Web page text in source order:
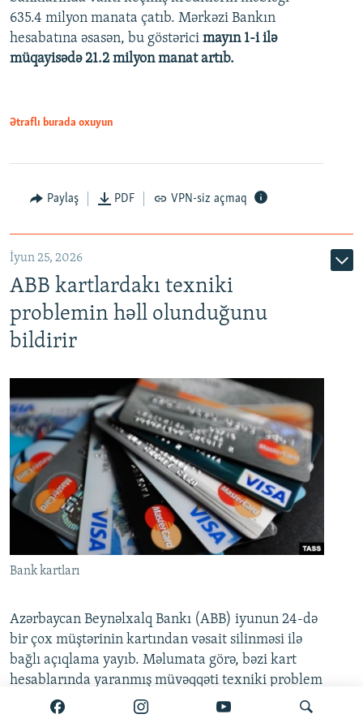
Auto 240p 360p 480p
720p 1080p
480p
720p
635.4 milyon manata çatıb. Mərkəzi Bankın
hesabatına əsasən, bu göstərici mayın 1-i ilə
müqayisədə 21.2 milyon manat artıb.
Ətraflı burada oxuyun
Paylaş PDF VPN-siz açmaq
İyun 25, 2026
ABB kartlardakı texniki
problemin həll olunduğunu
bildirir
Bank kartları
Azərbaycan Beynəlxalq Bankı (ABB) iyunun 24-də
bir çox müştərinin kartından vəsait silinməsi ilə
bağlı açıqlama yayıb. Məlumata görə, bəzi kart
hesablarında yaranmış müvəqqəti texniki problem
artıq tam aradan qaldırılıb.